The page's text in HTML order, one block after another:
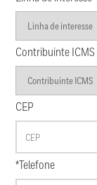
Contribuinte ICMS
CEP
*Telefone